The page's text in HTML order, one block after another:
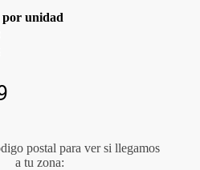
por unidad
postal para ver si llegamos
a tu zona: